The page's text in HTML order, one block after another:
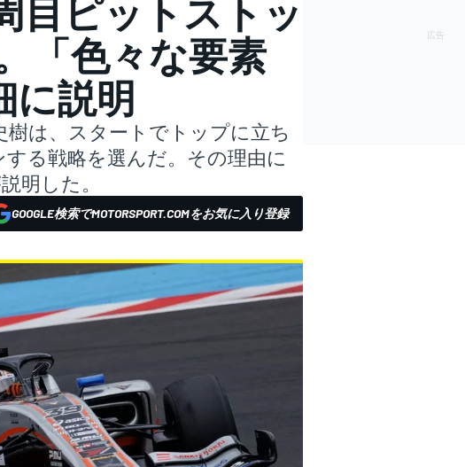
目ピットストッ
「色々な要素
に説明
樹は、スタートでトップに立ち
る戦略を選んだ。その理由に
明した。
GOOGLE検索でMOTORSPORT.COMをお気に入り登録